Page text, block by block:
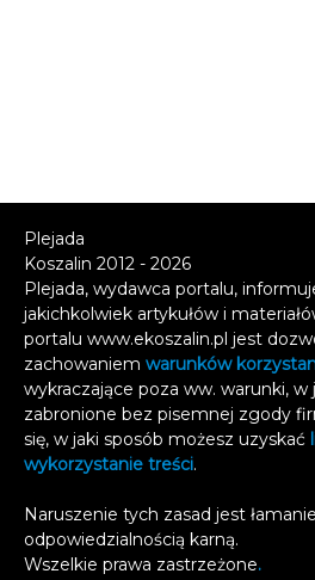
Plejada
Koszalin 2012 - 2026
Plejada, wydawca portalu,
jakichkolwiek artykułów i
portalu www.ekoszalin.pl jest
zachowaniem warunków
wykraczające poza ww. warunki,
zabronione bez pisemnej zgody
się, w jaki sposób możesz uzyskać
wykorzystanie treści.
Naruszenie tych zasad jest
odpowiedzialnością karną.
Wszelkie prawa zastrzeżone.